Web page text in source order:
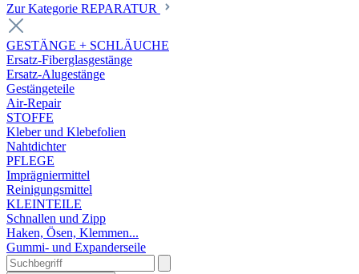
Zur Kategorie REPARATUR
GESTÄNGE + SCHLÄUCHE
Ersatz-Fiberglasgestänge
Ersatz-Alugestänge
Gestängeteile
Air-Repair
STOFFE
Kleber und Klebefolien
Nahtdichter
PFLEGE
Imprägniermittel
Reinigungsmittel
KLEINTEILE
Schnallen und Zipp
Haken, Ösen, Klemmen...
Gummi- und Expanderseile